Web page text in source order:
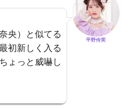
央）と似てる
初新しく入る
ょっと威嚇し
平野伶実